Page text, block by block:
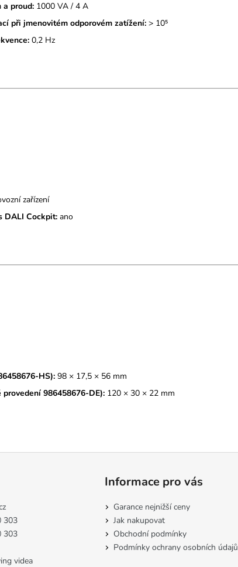
a proud: 1000 VA / 4 A
při jmenovitém odporovém zatížení: > 10⁵
0,2 Hz
zařízení
DALI Cockpit: ano
HS): 98 × 17,5 × 56 mm
provedení 986458676-DE): 120 × 30 × 22 mm
303
303
videa
Informace pro vás
Garance nejnižší ceny
Jak nakupovat
Obchodní podmínky
Podmínky ochrany osobních údajů